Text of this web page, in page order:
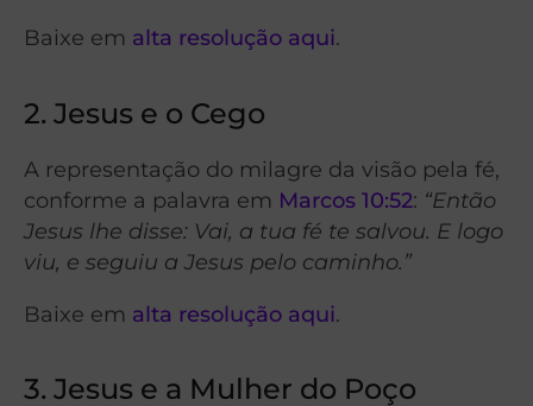
Baixe em alta resolução aqui.
2. Jesus e o Cego
A representação do milagre da visão pela fé,
conforme a palavra em Marcos 10:52: “Então
Jesus lhe disse: Vai, a tua fé te salvou. E logo
viu, e seguiu a Jesus pelo caminho.”
Baixe em alta resolução aqui.
3. Jesus e a Mulher do Poço